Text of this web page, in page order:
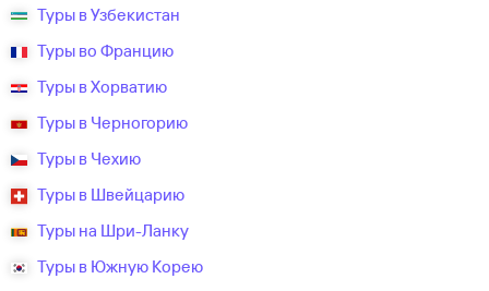
Туры в Узбекистан
Туры во Францию
Туры в Хорватию
Туры в Черногорию
Туры в Чехию
Туры в Швейцарию
Туры на Шри-Ланку
Туры в Южную Корею